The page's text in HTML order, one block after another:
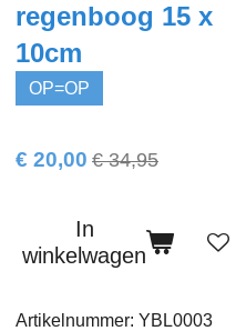
regenboog 15 x
10cm
OP=OP
€ 20,00 € 34,95
In
winkelwagen
Artikelnummer: YBL0003